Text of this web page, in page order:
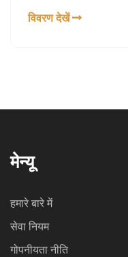
कंप्यूट का उपयोग करता है।
विवरण देखें
मेन्यू
हमारे बारे में
सेवा नियम
गोपनीयता नीति